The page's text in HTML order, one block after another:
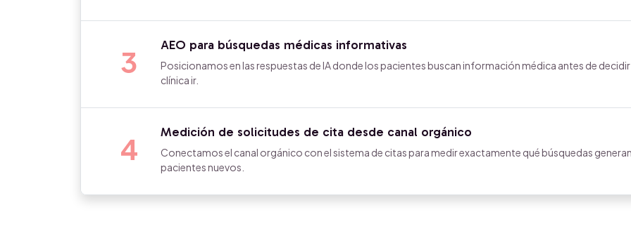
3 AEO para búsquedas médicas informativas
Posicionamos en las respuestas de IA donde los pacientes buscan información médica antes de decidir
clínica ir.
4 Medición de solicitudes de cita desde canal orgánico
Conectamos el canal orgánico con el sistema de citas para medir exactamente qué búsquedas generan
pacientes nuevos.